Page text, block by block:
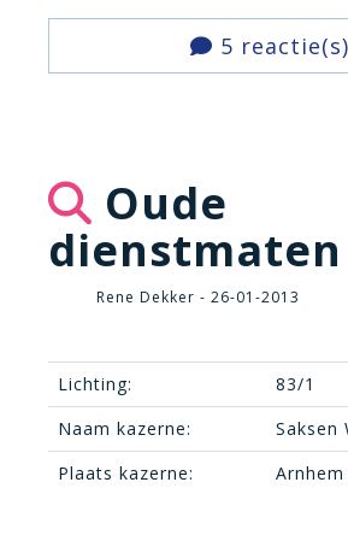
5 reactie(s)
Oude
dienstmaten
Rene Dekker - 26-01-2013
Lichting:
83/1
Naam kazerne:
Saksen
Plaats kazerne:
Arnhem